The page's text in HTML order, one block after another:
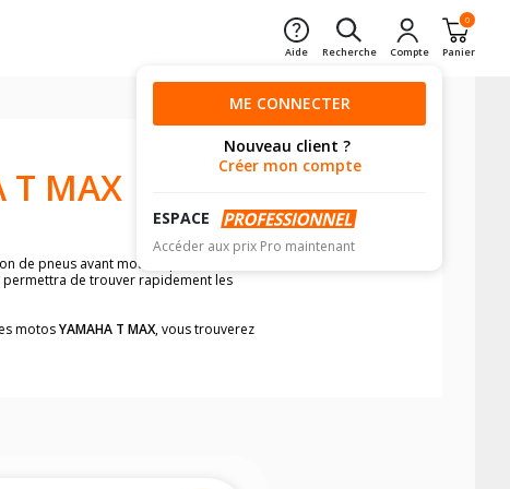
Aide Recherche Compte
0
Panier
ME CONNECTER
Nouveau client ?
Créer mon compte
ESPACE
Accéder aux prix Pro maintenant
T MAX
de pneus avant moto et pneus arrière
permettra de trouver rapidement les
motosYAMAHA T MAX, vous trouverez
dans le carnet de bord de